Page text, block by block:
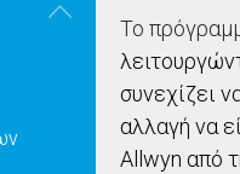
Το
συνεχίζει
αλλαγή να
Allwyn από